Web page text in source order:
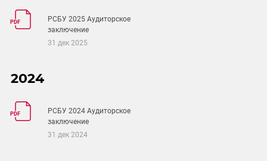
PDF
РСБУ 2025 Аудиторское
заключение
31 дек 2025
2024
PDF
РСБУ 2024 Аудиторское
заключение
31 дек 2024